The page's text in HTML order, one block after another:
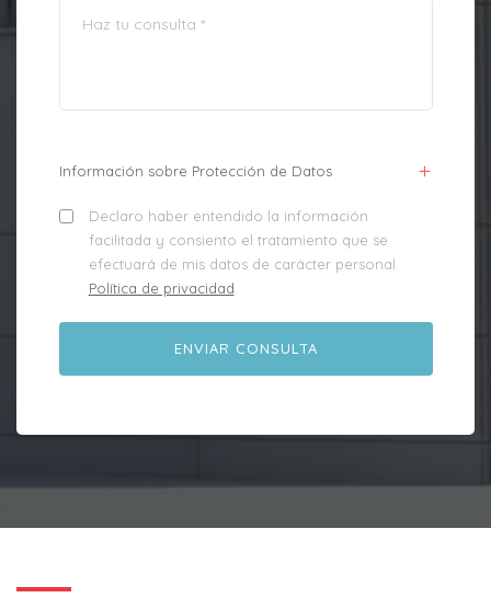
Información sobre Protección de Datos
Declaro haber entendido la información
facilitada y consiento el tratamiento que se
efectuará de mis datos de carácter personal.
Política de privacidad.